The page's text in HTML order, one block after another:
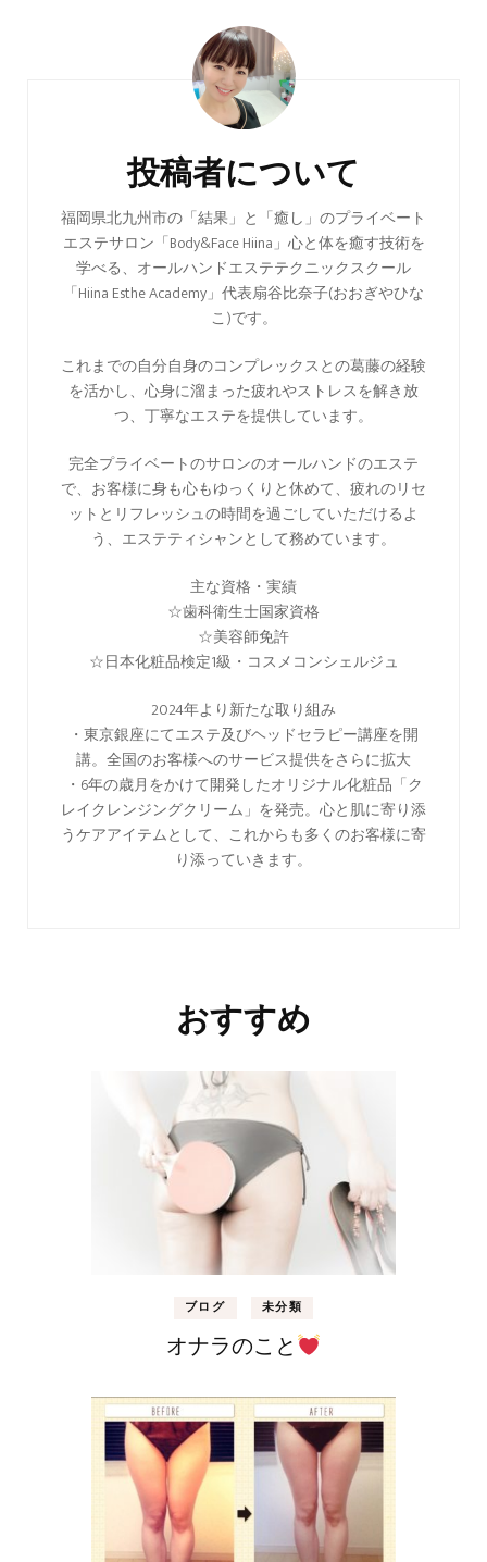
投稿者について
福岡県北九州市の「結果」と「癒し」のプライベート
エステサロン「Body&Face Hiina」心と体を癒す技術を
学べる、オールハンドエステテクニックスクール
「Hiina Esthe Academy」代表扇谷比奈子(おおぎやひな
こ)です。
これまでの自分自身のコンプレックスとの葛藤の経験
を活かし、心身に溜まった疲れやストレスを解き放
つ、丁寧なエステを提供しています。
完全プライベートのサロンのオールハンドのエステ
で、お客様に身も心もゆっくりと休めて、疲れのリセ
ットとリフレッシュの時間を過ごしていただけるよ
う、エステティシャンとして務めています。
主な資格・実績
☆歯科衛生士国家資格
☆美容師免許
☆日本化粧品検定1級・コスメコンシェルジュ
2024年より新たな取り組み
・東京銀座にてエステ及びヘッドセラピー講座を開
講。全国のお客様へのサービス提供をさらに拡大
・6年の歳月をかけて開発したオリジナル化粧品「ク
レイクレンジングクリーム」を発売。心と肌に寄り添
うケアアイテムとして、これからも多くのお客様に寄
り添っていきます。
おすすめ
ブログ 未分類
オナラのこと